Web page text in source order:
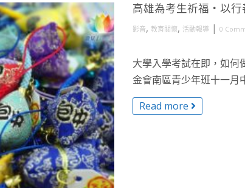
高雄為考生祈福・以行
影音, 教育關懷, 活動報導 | 0
大學入學考試在即，如何
金會南區青少年班十一
Read more